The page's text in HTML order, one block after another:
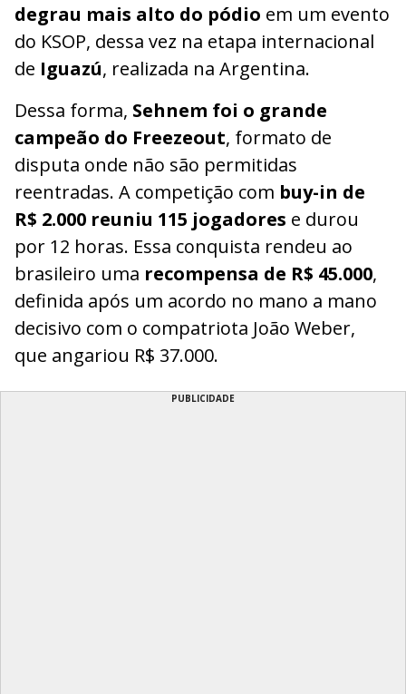
degrau mais alto do pódio em um evento
do KSOP, dessa vez na etapa internacional
de Iguazú, realizada na Argentina.
Dessa forma, Sehnem foi o grande
campeão do Freezeout, formato de
disputa onde não são permitidas
reentradas. A competição com buy-in de
R$ 2.000 reuniu 115 jogadores e durou
por 12 horas. Essa conquista rendeu ao
brasileiro uma recompensa de R$ 45.000,
definida após um acordo no mano a mano
decisivo com o compatriota João Weber,
que angariou R$ 37.000.
PUBLICIDADE